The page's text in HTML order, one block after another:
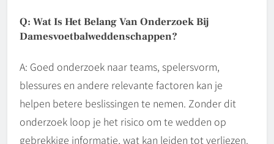
Q: Wat Is Het Belang Van Onderzoek Bij
Damesvoetbalweddenschappen?
A: Goed onderzoek naar teams, spelersvorm,
blessures en andere relevante factoren kan je
helpen betere beslissingen te nemen. Zonder dit
onderzoek loop je het risico om te wedden op
gebrekkige informatie, wat kan leiden tot verliezen.